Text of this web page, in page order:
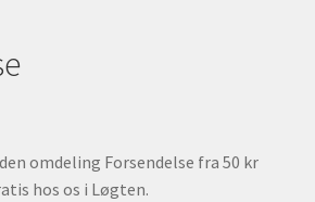
omdeling Forsendelse fra 50 kr
hos os i Løgten.